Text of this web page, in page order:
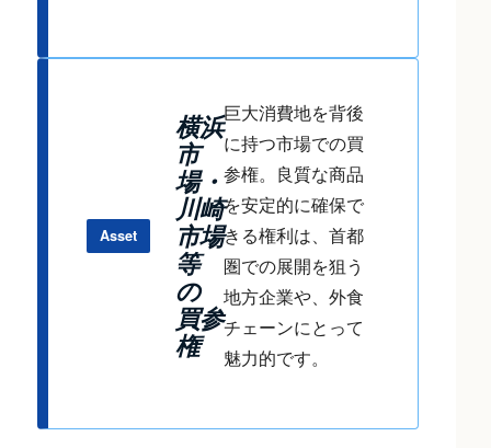
Asset
横浜
市
場・
川崎
市場
等
の
買参
権
巨大消費地を背後
に持つ市場での買
参権。良質な商品
を安定的に確保で
きる権利は、首都
圏での展開を狙う
地方企業や、外食
チェーンにとって
魅力的です。